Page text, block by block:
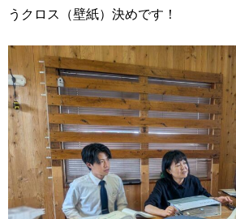
うクロス（壁紙）決めです！